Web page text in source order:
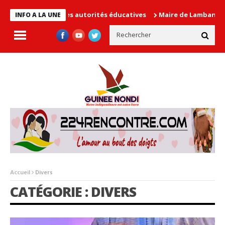
INFO A LA UNE
les autorités éducatives Maire de Lambanyi : Baba
Accueil Divers
CATÉGORIE : DIVERS